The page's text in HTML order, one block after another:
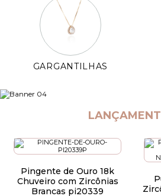
GARGANTILHAS
Pingente de Ouro 18k
Chuveiro com Zircônias
Brancas pi20339